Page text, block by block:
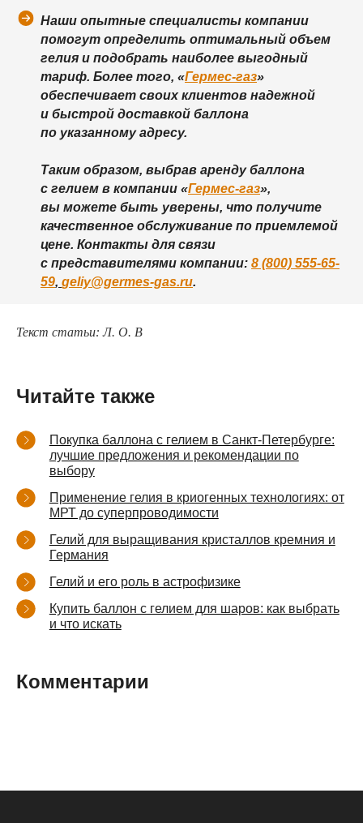
Наши опытные специалисты компании
помогут определить оптимальный объем
гелия и подобрать наиболее выгодный
тариф. Более того, «Гермес-газ»
обеспечивает своих клиентов надежной
и быстрой доставкой баллона
по указанному адресу.
Таким образом, выбрав аренду баллона
с гелием в компании «Гермес-газ»,
вы можете быть уверены, что получите
качественное обслуживание по приемлемой
цене. Контакты для связи
с представителями компании: 8 (800) 555-65-
59, geliy@germes-gas.ru.
Текст статьи: Л. О. В
Читайте также
Покупка баллона с гелием в Санкт-Петербурге:
лучшие предложения и рекомендации по
выбору
Применение гелия в криогенных технологиях: от
МРТ до суперпроводимости
Гелий для выращивания кристаллов кремния и
Германия
Гелий и его роль в астрофизике
Купить баллон с гелием для шаров: как выбрать
и что искать
Комментарии